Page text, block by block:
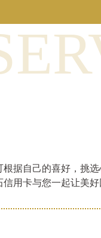
据自己的喜好，挑
用卡与您一起让美好